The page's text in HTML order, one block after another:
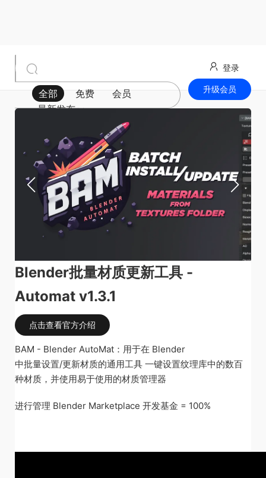
全部 免费
会员
最新发布
登录
升级会员
Blender批量材质更新工具 -
Automat v1.3.1
点击查看官方介绍
BAM - Blender AutoMat：用于在 Blender
中批量设置/更新材质的通用工具 一键设置纹理库中的数百
种材质，并使用易于使用的材质管理器
进行管理 Blender Marketplace 开发基金 = 100%